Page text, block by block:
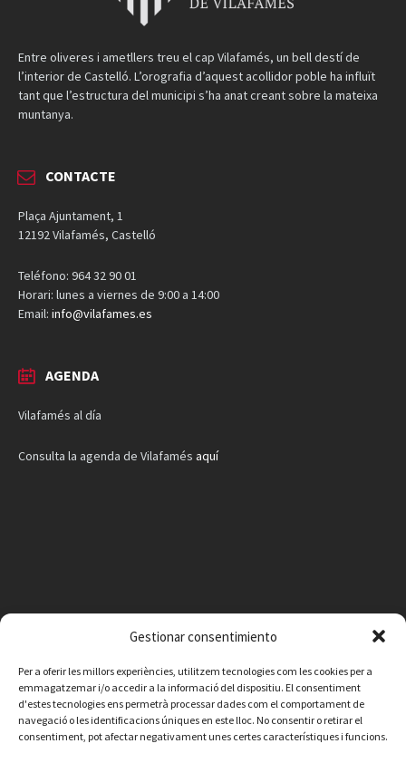
Gestionar consentimiento
Per a oferir les millors experiències, utilitzem tecnologies com les cookies per a
emmagatzemar i/o accedir a la informació del dispositiu. El consentiment
d'estes tecnologies ens permetrà processar dades com el comportament de
navegació o les identificacions úniques en este lloc. No consentir o retirar el
consentiment, pot afectar negativament unes certes característiques i funcions.
Entre oliveres i ametllers treu el cap Vilafamés, un bell destí de
l’interior de Castelló. L’orografia d’aquest acollidor poble ha influït
tant que l’estructura del municipi s’ha anat creant sobre la mateixa
muntanya.
CONTACTE
Plaça Ajuntament, 1
12192 Vilafamés, Castelló
Teléfono: 964 32 90 01
Horari: lunes a viernes de 9:00 a 14:00
Email: info@vilafames.es
AGENDA
Vilafamés al día
Consulta la agenda de Vilafamés aquí